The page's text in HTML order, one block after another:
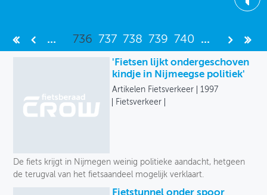
KENNISBANK
OVER FIETSBERAAD
THEMASITES
GEBRUIKER
Uitgever
... 736 737 738 739 740 ...
'Fietsen lijkt ondergeschoven
kindje in Nijmeegse politiek'
Artikelen Fietsverkeer
1997
Fietsverkeer
De fiets krijgt in Nijmegen weinig politieke aandacht, hetgeen
de terugval van het fietsaandeel mogelijk verklaart.
Fietstunnel onder spoor